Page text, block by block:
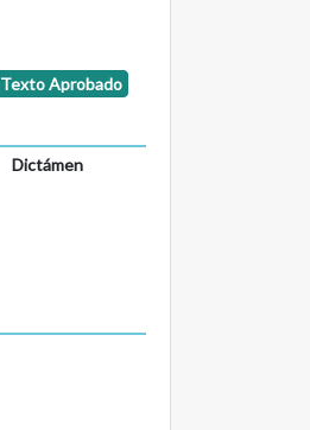
Texto Aprobado
Dictámen